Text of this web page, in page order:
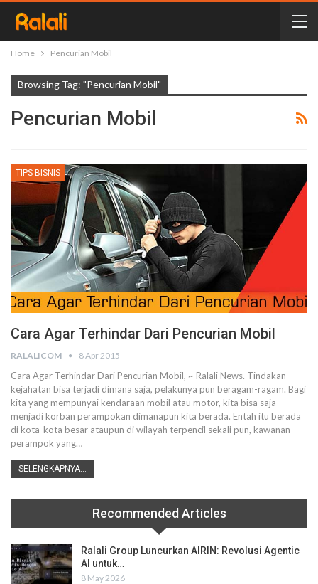
Home Pencurian Mobil
Browsing Tag: "Pencurian Mobil"
Pencurian Mobil
TIPS BISNIS
Cara Agar Terhindar Dari Pencurian Mobil
RALALICOM 8 Apr 2015
Cara Agar Terhindar Dari Pencurian Mobil, ~ Ralali News. Tindakan
kejahatan bisa terjadi dimana saja, pelakunya pun beragam-ragam. Bagi
kita yang mempunyai kendaraan mobil atau motor, kita bisa saja
menjadi korban perampokan dimanapun kita berada. Entah itu berada
di kota-kota besar ataupun di wilayah terpencil sekali pun, kawanan
perampok yang…
SELENGKAPNYA...
Recommended Articles
Ralali Group Luncurkan AIRIN: Revolusi Agentic
AI untuk…
8 May 2026